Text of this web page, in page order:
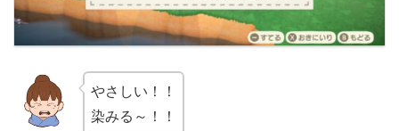
やさしい！！
染みる～！！